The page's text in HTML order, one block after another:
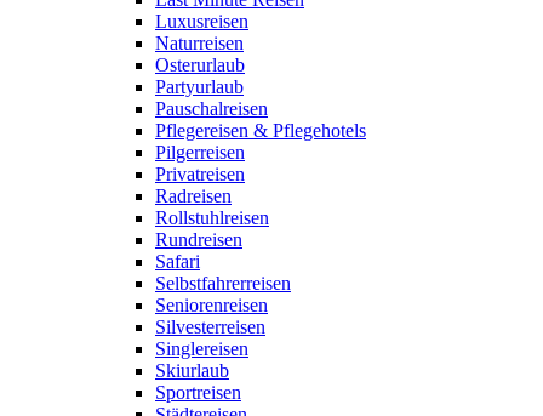
Luxusreisen
Naturreisen
Osterurlaub
Partyurlaub
Pauschalreisen
Pflegereisen & Pflegehotels
Pilgerreisen
Privatreisen
Radreisen
Rollstuhlreisen
Rundreisen
Safari
Selbstfahrerreisen
Seniorenreisen
Silvesterreisen
Singlereisen
Skiurlaub
Sportreisen